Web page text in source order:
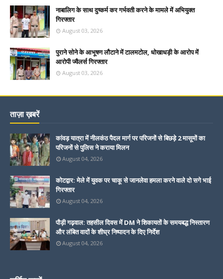
नाबालिग के साथ दुष्कर्म कर गर्भवती करने के मामले में अभियुक्त
गिरफ्तार
August 03, 2026
पुराने सोने के आभूषण लौटाने में टालमटोल, धोखाधड़ी के आरोप में
आरोपी ज्वैलर्स गिरफ्तार
August 03, 2026
ताज़ा ख़बरें
कांवड़ यात्रा में नीलकंठ पैदल मार्ग पर परिजनों से बिछड़े 2 मासूमों का
परिजनों से पुलिस ने कराया मिलन
August 04, 2026
कोटद्वार: मेले में युवक पर चाकू से जानलेवा हमला करने वाले दो सगे भाई
गिरफ्तार
August 04, 2026
पौड़ी गढ़वाल: तहसील दिवस में DM ने शिकायतों के समयबद्ध निस्तारण
और लंबित वादों के शीघ्र निष्पादन के दिए निर्देश
August 04, 2026